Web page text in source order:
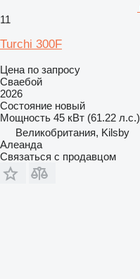
11
Turchi 300F
Цена по запросу
Сваебой
2026
Состояние новый
Мощность 45 кВт (61.22 л.с.)
Великобритания, Kilsby
Алеанда
Связаться с продавцом